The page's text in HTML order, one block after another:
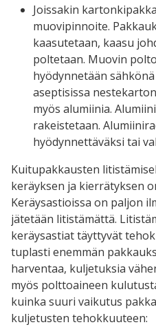
Joissakin
muovipinnoite.
kaasutetaan, kaasu
poltetaan. Muovin
hyödynnetään
aseptisissa
myös alumiinia.
rakeistetaan.
hyödynnettäväksi tai
Kuitupakkausten
keräyksen ja kierrätyksen
Keräysastioissa on paljon
jätetään litistämättä.
keräysastiat täyttyvät
tuplasti enemmän
harventaa, kuljetuksia
myös polttoaineen
kuinka suuri vaikutus
kuljetusten tehokkuuteen: